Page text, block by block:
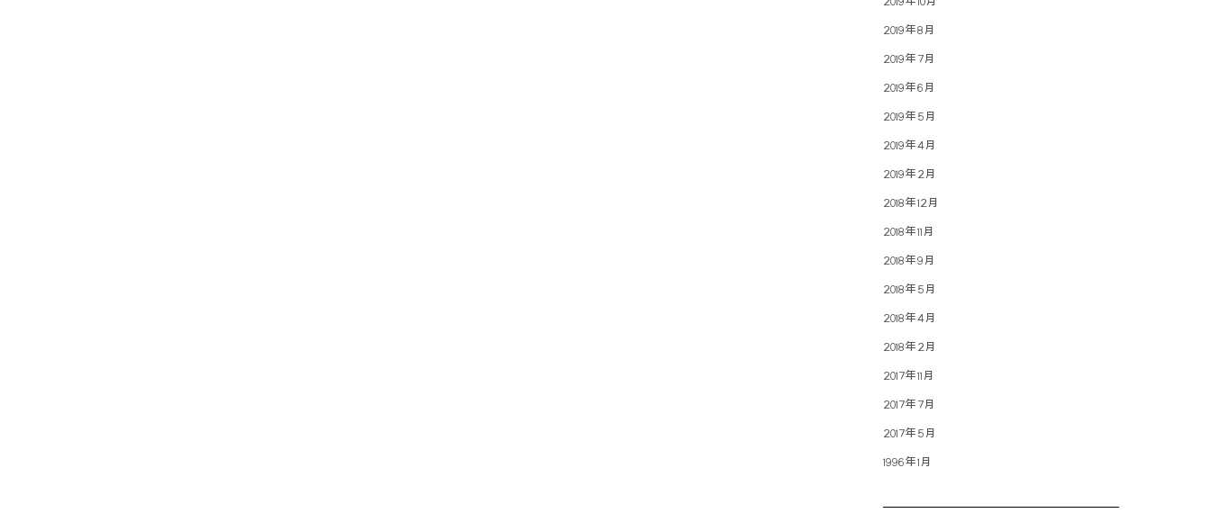
2019年8月
2019年7月
2019年6月
2019年5月
2019年4月
2019年2月
2018年12月
2018年11月
2018年9月
2018年5月
2018年4月
2018年2月
2017年11月
2017年7月
2017年5月
1996年1月